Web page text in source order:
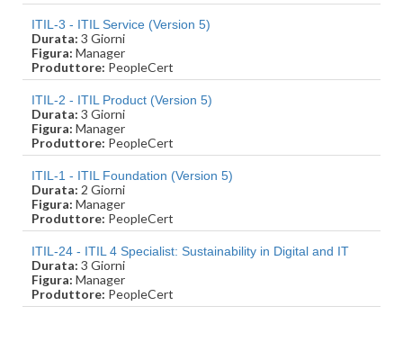
ITIL-3 - ITIL Service (Version 5)
Durata: 3 Giorni
Figura: Manager
Produttore: PeopleCert
ITIL-2 - ITIL Product (Version 5)
Durata: 3 Giorni
Figura: Manager
Produttore: PeopleCert
ITIL-1 - ITIL Foundation (Version 5)
Durata: 2 Giorni
Figura: Manager
Produttore: PeopleCert
ITIL-24 - ITIL 4 Specialist: Sustainability in Digital and IT
Durata: 3 Giorni
Figura: Manager
Produttore: PeopleCert